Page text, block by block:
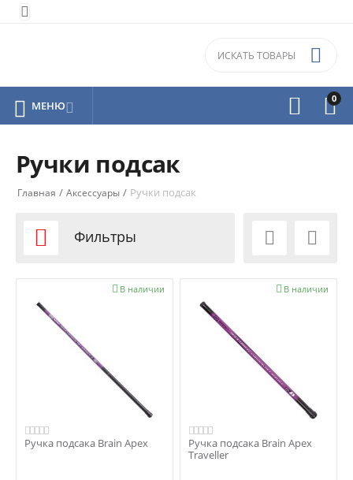

0



 МЕНЮ
Ручки подсак
Главная / Аксессуары / Ручки подсак
 Фильтры  
В наличии

Ручка подсака Brain Apex
В наличии

Ручка подсака Brain Apex
Traveller